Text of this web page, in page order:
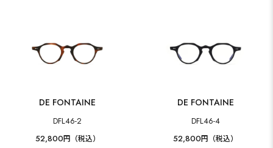
DE FONTAINE
DFL46-2
52,800円（税込）
DE FONTAINE
DFL46-4
52,800円（税込）